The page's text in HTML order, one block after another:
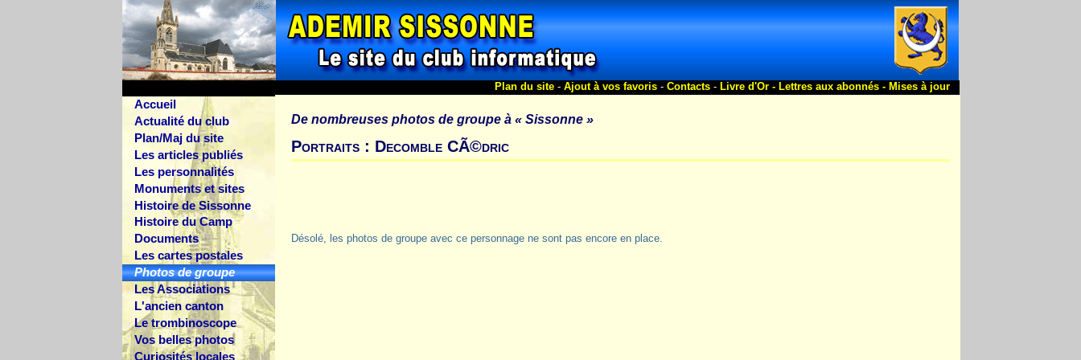
Accueil
Actualité du club
Plan/Maj du site
Les articles publiés
Les personnalités
Monuments et sites
Histoire de Sissonne
Histoire du Camp
Documents
Les cartes postales
Photos de groupe
Les Associations
L'ancien canton
Le trombinoscope
Vos belles photos
Curiosités locales
Plan du site- Ajout à vos favoris- Contacts- Livre d'Or - Lettres aux abonnés - Mises à jour
De nombreuses photos de groupe à « Sissonne »
Portraits : Decomble CÃ©dric
Désolé, les photos de groupe avec ce personnage ne sont pas encore en place.